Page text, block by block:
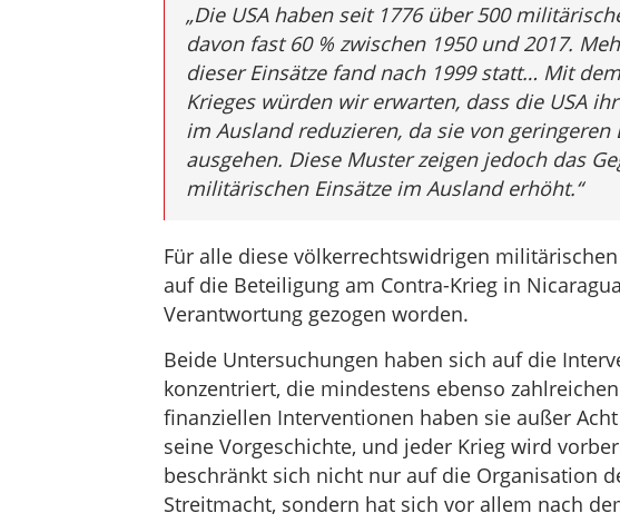
„Die USA haben seit 1776 über 500
davon fast 60 % zwischen 1950 und 2017.
dieser Einsätze fand nach 1999 statt… Mit
Krieges würden wir erwarten, dass die USA
im Ausland reduzieren, da sie von
ausgehen. Diese Muster zeigen jedoch das
militärischen Einsätze im Ausland erhöht.“
Für alle diese völkerrechtswidrigen
auf die Beteiligung am Contra-Krieg in
Verantwortung gezogen worden.
Beide Untersuchungen haben sich auf die
konzentriert, die mindestens ebenso
finanziellen Interventionen haben sie außer
seine Vorgeschichte, und jeder Krieg wird
beschränkt sich nicht nur auf die Organisation
Streitmacht, sondern hat sich vor allem nach